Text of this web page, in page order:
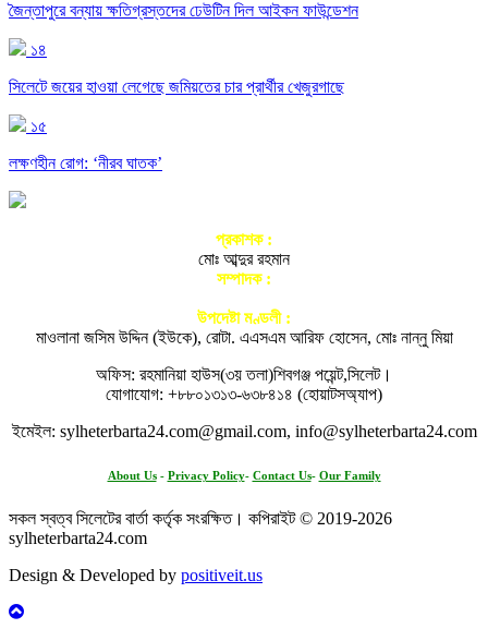
জৈন্তাপুরে বন্যায় ক্ষতিগ্রস্তদের ঢেউটিন দিল আইকন ফাউন্ডেশন
১৪
সিলেটে জয়ের হাওয়া লেগেছে জমিয়তের চার প্রার্থীর খেজুরগাছে
১৫
লক্ষণহীন রোগ: ‘নীরব ঘাতক’
প্রকাশক :
মোঃ আব্দুর রহমান
সম্পাদক :
উপদেষ্টা মণ্ডলী :
মাওলানা জসিম উদ্দিন (ইউকে), রোটা. এএসএম আরিফ হোসেন, মোঃ নান্নু মিয়া
অফিস: রহমানিয়া হাউস(৩য় তলা)শিবগঞ্জ পয়েন্ট,সিলেট।
যোগাযোগ: +৮৮০১৩১৩-৬৩৮৪১৪ (হোয়াটসঅ্যাপ)
ইমেইল: sylheterbarta24.com@gmail.com, info@sylheterbarta24.com
About Us- Privacy Policy- Contact Us- Our Family
সকল স্বত্ব সিলেটের বার্তা কর্তৃক সংরক্ষিত। কপিরাইট © 2019-2026
sylheterbarta24.com
Design & Developed by positiveit.us